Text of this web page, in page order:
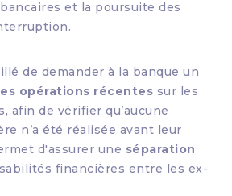
et la poursuite des
de demander à la banque un
opérations récentes sur les
afin de vérifier qu’aucune
n’a été réalisée avant leur
d'assurer une séparation
financières entre les ex-